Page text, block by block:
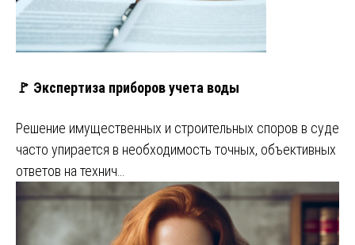
🚩 Экспертиза приборов учета воды
Решение имущественных и строительных споров в суде
часто упирается в необходимость точных, объективных
ответов на технич…